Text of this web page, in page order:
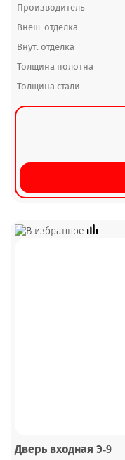
Производитель
Внеш. отделка
Внут. отделка
Толщина полотна
Толщина стали
Дверь входная Э-9